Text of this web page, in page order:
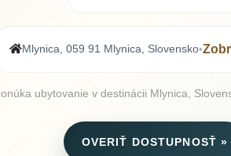
Mlynica, 059 91 Mlynica, Slovensko•
ubytovanie v destinácii Mlynica,
OVERIŤ DOSTUPNOSŤ »